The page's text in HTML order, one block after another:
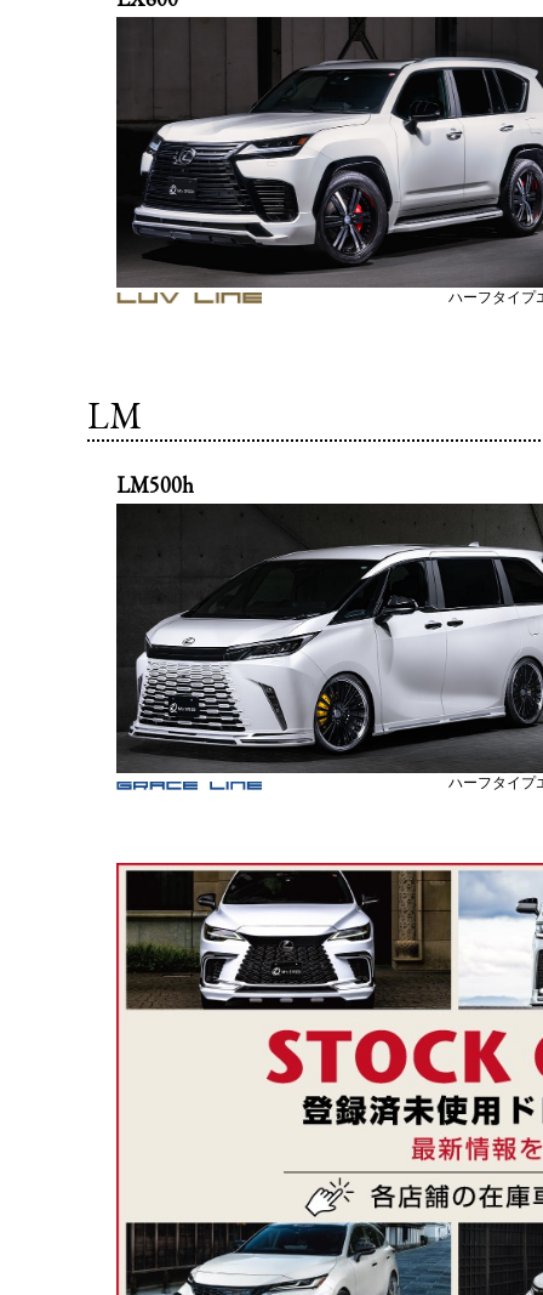
ハーフタイプ
LM
LM500h
ハーフタイプ